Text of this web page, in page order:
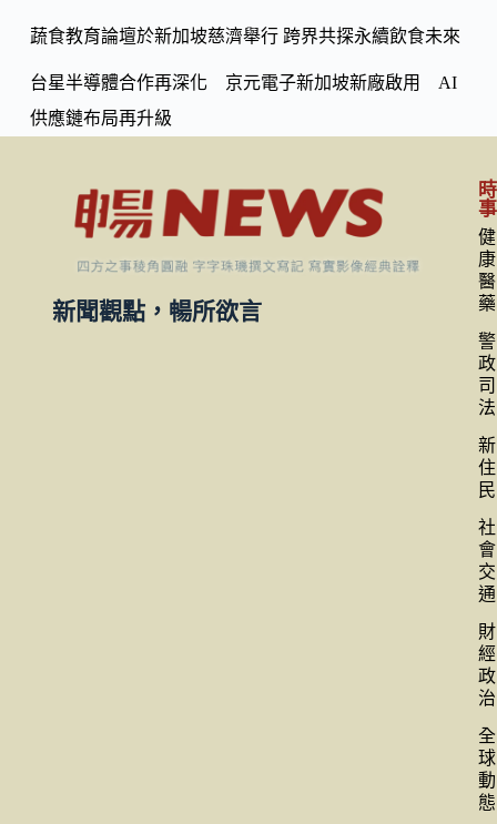
蔬食教育論壇於新加坡慈濟舉行 跨界共探永續飲食未來
台星半導體合作再深化 京元電子新加坡新廠啟用 AI
供應鏈布局再升級
新聞觀點，暢所欲言
時
事
健
康
醫
藥
警
政
司
法
新
住
民
社
會
交
通
財
經
政
治
全
球
動
態